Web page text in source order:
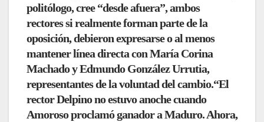
politólogo, cree “desde afuera”,ambos
rectores si realmente forman parte de la
oposición, debieron expresarse o al menos
mantener línea directa con María Corina
Machado y Edmundo González Urrutia,
representantes de la voluntad del cambio.“El
rector Delpino no estuvo anoche cuando
Amorosoproclamó ganador a Maduro. Ahora,